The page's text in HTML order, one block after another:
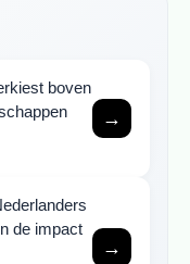
boven
→
de impact
→